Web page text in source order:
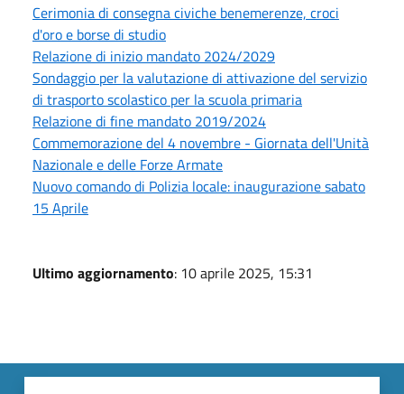
Cerimonia di consegna civiche benemerenze, croci
d'oro e borse di studio
Relazione di inizio mandato 2024/2029
Sondaggio per la valutazione di attivazione del servizio
di trasporto scolastico per la scuola primaria
Relazione di fine mandato 2019/2024
Commemorazione del 4 novembre - Giornata dell'Unità
Nazionale e delle Forze Armate
Nuovo comando di Polizia locale: inaugurazione sabato
15 Aprile
Ultimo aggiornamento: 10 aprile 2025, 15:31